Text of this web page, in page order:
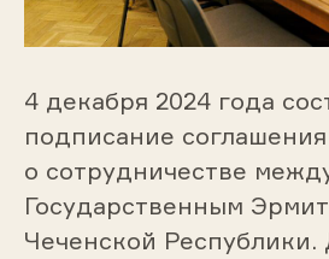
4 декабря 2024 года
подписание соглашения
о сотрудничестве
Государственным
Чеченской Республики.